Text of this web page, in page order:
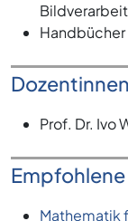
Prof. Dr. Ivo
Mathematik